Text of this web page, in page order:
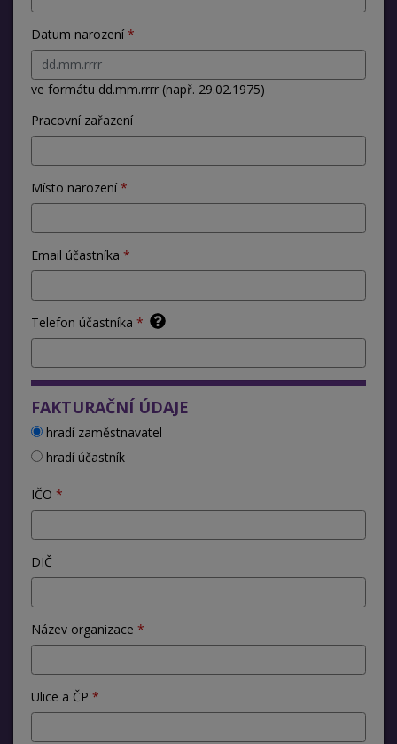
Datum narození
ve formátu dd.mm.rrrr (např. 29.02.1975)
Pracovní zařazení
Místo narození
Email účastníka
Telefon účastníka
FAKTURAČNÍ ÚDAJE
hradí zaměstnavatel
hradí účastník
IČO
DIČ
Název organizace
Ulice a ČP